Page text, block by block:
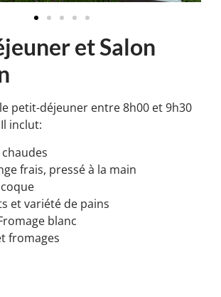
et Salon
petit-déjeuner entre 8h00 et 9h30
inclut:
frais, pressé à la main
et variété de pains
blanc
fromages